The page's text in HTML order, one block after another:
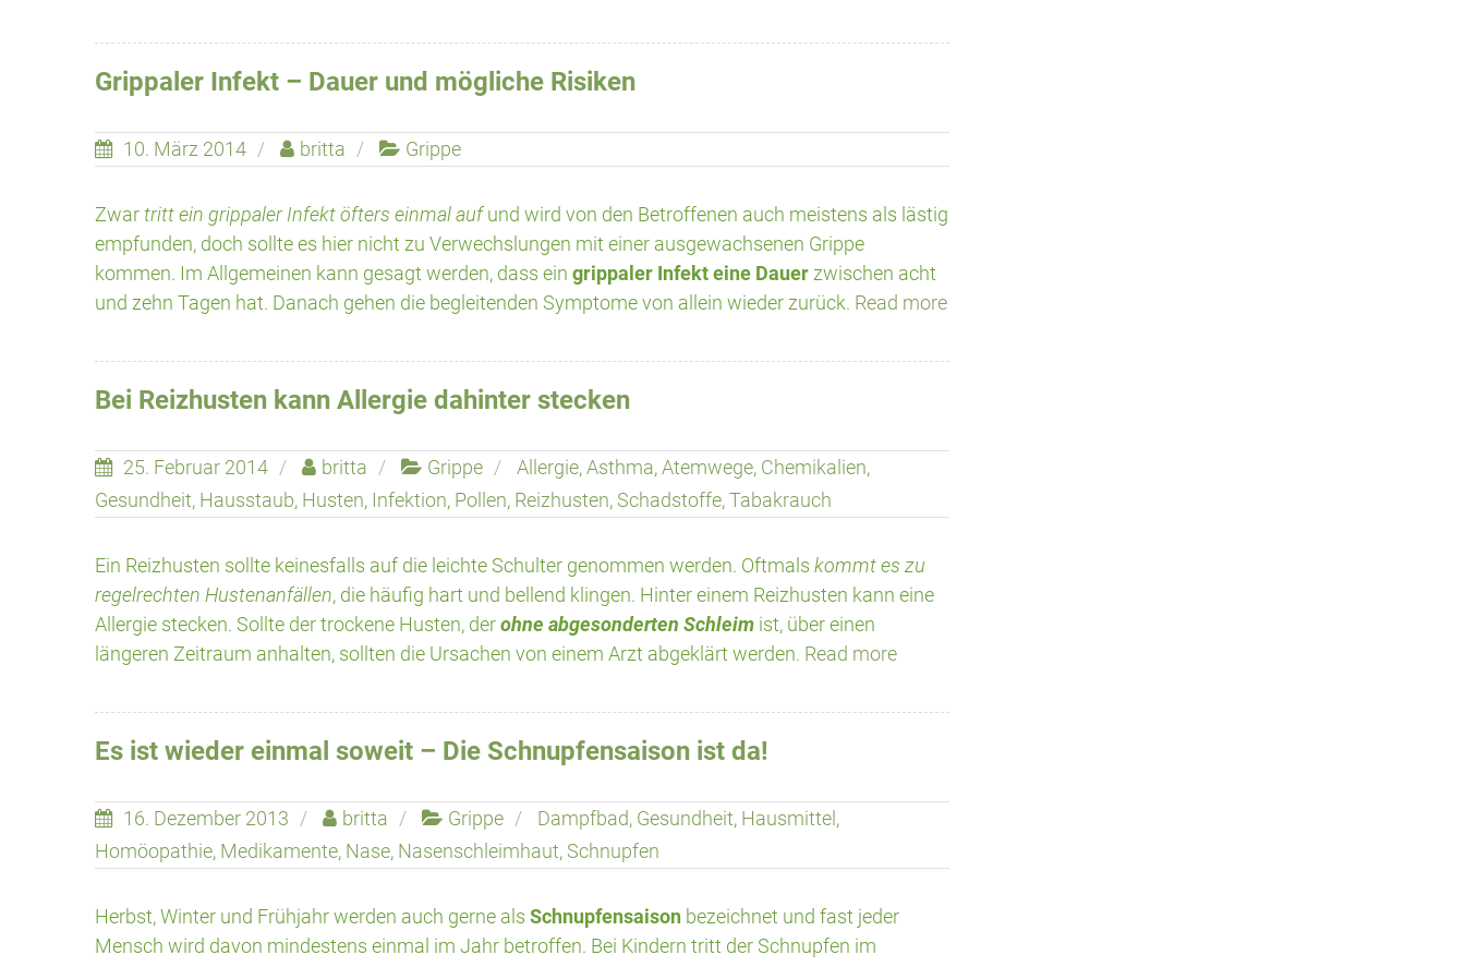
Grippaler Infekt – Dauer und mögliche Risiken
10. März 2014 britta Grippe
Zwartritt ein grippaler Infekt öfters einmal aufund wird von den Betroffenen auch meistens als lästig
empfunden, doch sollte es hier nicht zu Verwechslungen mit einer ausgewachsenen Grippe
kommen. Im Allgemeinen kann gesagt werden, dass ein grippaler Infekt eine Dauer zwischen acht
und zehn Tagen hat. Danach gehen die begleitenden Symptome von allein wieder zurück. Read more
Bei Reizhusten kann Allergie dahinter stecken
25. Februar 2014 britta Grippe Allergie,Asthma,Atemwege, Chemikalien,
Gesundheit, Hausstaub, Husten, Infektion, Pollen, Reizhusten, Schadstoffe,Tabakrauch
Ein Reizhusten sollte keinesfalls auf die leichte Schulter genommen werden. Oftmals kommt es zu
regelrechten Hustenanfällen, die häufig hart und bellend klingen. Hinter einem Reizhusten kann eine
Allergie stecken. Sollte der trockene Husten, derohne abgesonderten Schleim ist, über einen
längeren Zeitraum anhalten, sollten die Ursachen von einem Arzt abgeklärt werden. Read more
Es ist wieder einmal soweit – Die Schnupfensaison ist da!
16. Dezember 2013 britta Grippe Dampfbad, Gesundheit, Hausmittel ,
Homöopathie, Medikamente, Nase, Nasenschleimhaut, Schnupfen
Herbst, Winter und Frühjahr werden auch gerne als Schnupfensaison bezeichnet und fast jeder
Mensch wird davon mindestens einmal im Jahr betroffen. Bei Kindern tritt der Schnupfen im